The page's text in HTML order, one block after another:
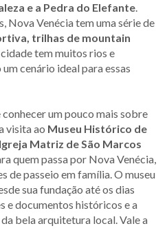
e a Pedra do Elefante.
Nova Venécia tem uma série de
trilhas de mountain
cidade tem muitos rios e
cenário ideal para essas
um pouco mais sobre
visita ao Museu Histórico de
Igreja Matriz de São Marcos
quem passa por Nova Venécia,
de passeio em família. O museu
sua fundação até os dias
e documentos históricos e a
bela arquitetura local. Vale a